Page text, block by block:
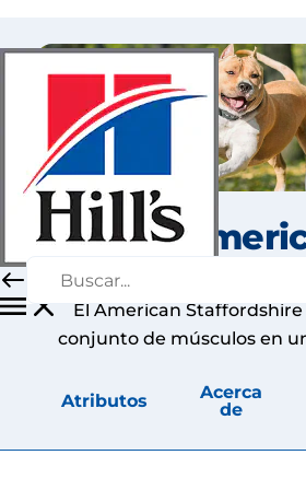
Terrier
El American Staffordshire
conjunto de músculos en
Atributos
Acerca
de